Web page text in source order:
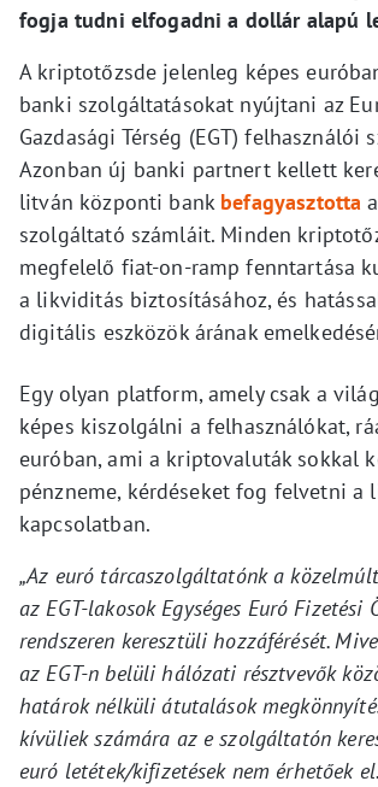
fogja tudni elfogadni a dollár alapú
A kriptotőzsde jelenleg képes
banki szolgáltatásokat nyújtani az
Gazdasági Térség (EGT) felhasználói
Azonban új banki partnert kellett
litván központi bank befagyasztotta
szolgáltató számláit. Minden
megfelelő fiat-on-ramp fenntartása
a likviditás biztosításához, és
digitális eszközök árának
Egy olyan platform, amely csak a
képes kiszolgálni a felhasználókat,
euróban, ami a kriptovaluták sokkal
pénzneme, kérdéseket fog felvetni a
kapcsolatban.
„Az euró tárcaszolgáltatónk a
az EGT-lakosok Egységes Euró Fizetési
rendszeren keresztüli hozzáférését.
az EGT-n belüli hálózati résztvevők
határok nélküli átutalások
kívüliek számára az e szolgáltatón
euró letétek/kifizetések nem érhetőek